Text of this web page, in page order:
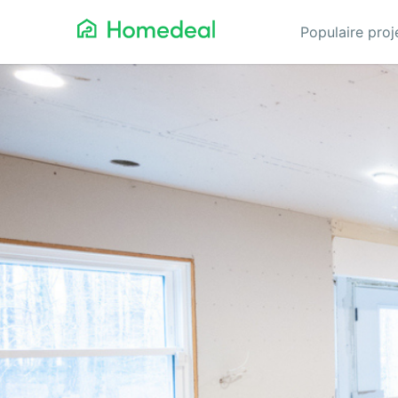
Populaire
Airco
Alarmsystemen
Asbest
Bestrating
Cv-ketels